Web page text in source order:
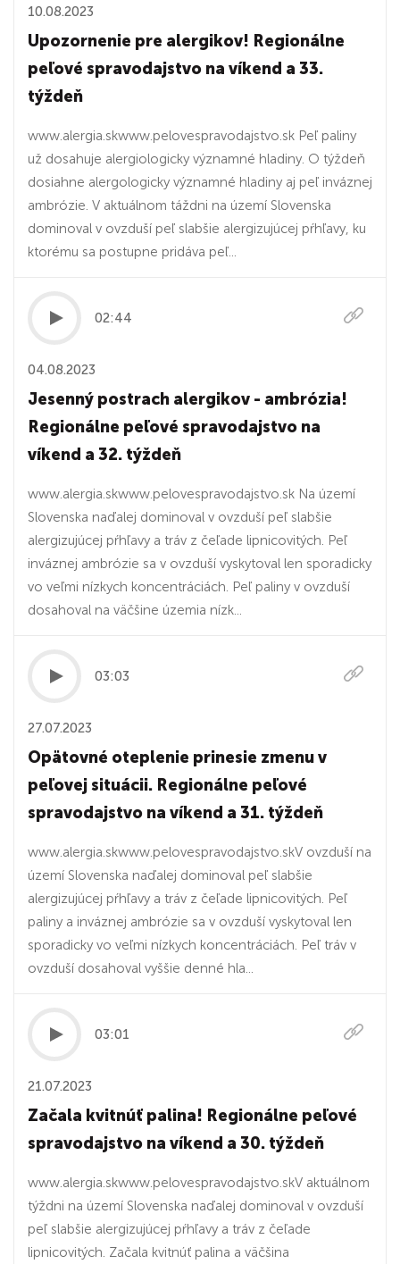
10.08.2023
Upozornenie pre alergikov! Regionálne
peľové spravodajstvo na víkend a 33.
týždeň
www.alergia.skwww.pelovespravodajstvo.sk Peľ paliny
už dosahuje alergiologicky významné hladiny. O týždeň
dosiahne alergologicky významné hladiny aj peľ inváznej
ambrózie. V aktuálnom táždni na území Slovenska
dominoval v ovzduší peľ slabšie alergizujúcej pŕhľavy, ku
ktorému sa postupne pridáva peľ...
02:44
04.08.2023
Jesenný postrach alergikov - ambrózia!
Regionálne peľové spravodajstvo na
víkend a 32. týždeň
www.alergia.skwww.pelovespravodajstvo.sk Na území
Slovenska naďalej dominoval v ovzduší peľ slabšie
alergizujúcej pŕhľavy a tráv z čeľade lipnicovitých. Peľ
inváznej ambrózie sa v ovzduší vyskytoval len sporadicky
vo veľmi nízkych koncentráciách. Peľ paliny v ovzduší
dosahoval na väčšine územia nízk...
03:03
27.07.2023
Opätovné oteplenie prinesie zmenu v
peľovej situácii. Regionálne peľové
spravodajstvo na víkend a 31. týždeň
www.alergia.skwww.pelovespravodajstvo.skV ovzduší na
území Slovenska naďalej dominoval peľ slabšie
alergizujúcej pŕhľavy a tráv z čeľade lipnicovitých. Peľ
paliny a inváznej ambrózie sa v ovzduší vyskytoval len
sporadicky vo veľmi nízkych koncentráciách. Peľ tráv v
ovzduší dosahoval vyššie denné hla...
03:01
21.07.2023
Začala kvitnúť palina! Regionálne peľové
spravodajstvo na víkend a 30. týždeň
www.alergia.skwww.pelovespravodajstvo.skV aktuálnom
týždni na území Slovenska naďalej dominoval v ovzduší
peľ slabšie alergizujúcej pŕhľavy a tráv z čeľade
lipnicovitých. Začala kvitnúť palina a väčšina